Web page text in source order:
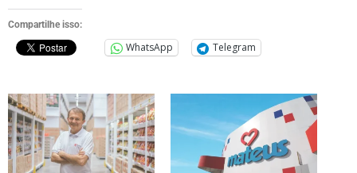
Compartilhe isso:
WhatsApp Telegram